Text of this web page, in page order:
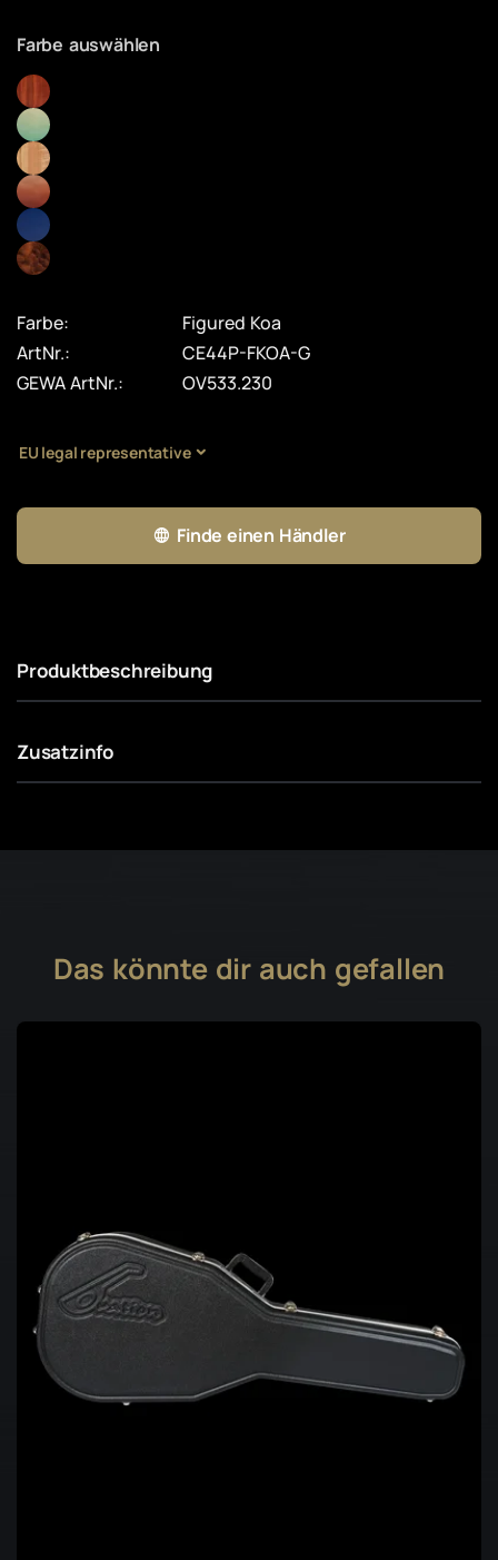
Farbe auswählen
Farbe:
Figured Koa
ArtNr.:
CE44P-FKOA-G
GEWA ArtNr.:
OV533.230
EU legal representative
Finde einen Händler
Produktbeschreibung
Zusatzinfo
Das könnte dir auch gefallen